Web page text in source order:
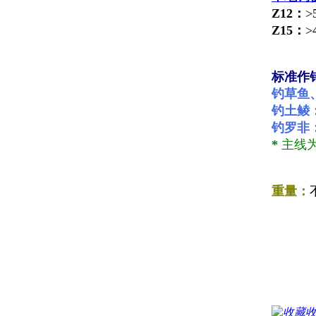
Z12：
Z15：
标准作
钓草鱼
钓土鲮
钓罗非
* 主线
重量：